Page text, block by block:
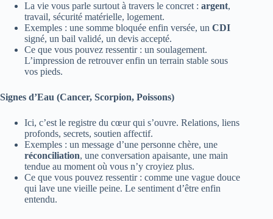
La vie vous parle surtout à travers le concret : argent,
travail, sécurité matérielle, logement.
Exemples : une somme bloquée enfin versée, un CDI
signé, un bail validé, un devis accepté.
Ce que vous pouvez ressentir : un soulagement.
L’impression de retrouver enfin un terrain stable sous
vos pieds.
Signes d’Eau (Cancer, Scorpion, Poissons)
Ici, c’est le registre du cœur qui s’ouvre. Relations, liens
profonds, secrets, soutien affectif.
Exemples : un message d’une personne chère, une
réconciliation, une conversation apaisante, une main
tendue au moment où vous n’y croyiez plus.
Ce que vous pouvez ressentir : comme une vague douce
qui lave une vieille peine. Le sentiment d’être enfin
entendu.